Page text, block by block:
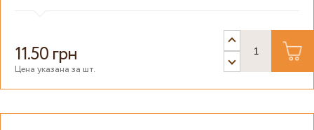
11.50 грн
Цена указана за шт.